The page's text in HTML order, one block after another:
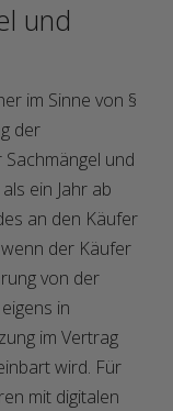
und
im Sinne von §
der
und
ein Jahr ab
an den Käufer
der Käufer
von der
in
im Vertrag
wird. Für
mit digitalen